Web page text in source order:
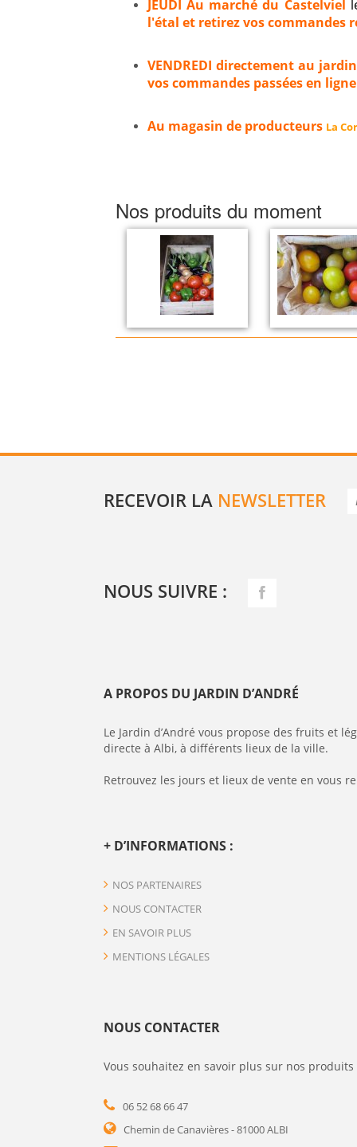
JEUDI Au marché du Castelviel
l'étal et retirez vos commandes
VENDREDI directement au
vos commandes passées en ligne
Au magasin de producteurs La
Nos produits du moment
RECEVOIR LA NEWSLETTER
NOUS SUIVRE :
A PROPOS DU JARDIN D’ANDRÉ
Le Jardin d’André vous propose des fruits et
directe à Albi, à différents lieux de la ville.
Retrouvez les jours et lieux de vente en vous
+ D’INFORMATIONS :
NOS PARTENAIRES
NOUS CONTACTER
EN SAVOIR PLUS
MENTIONS LÉGALES
NOUS CONTACTER
Vous souhaitez en savoir plus sur nos
06 52 68 66 47
Chemin de Canavières - 81000 ALBI